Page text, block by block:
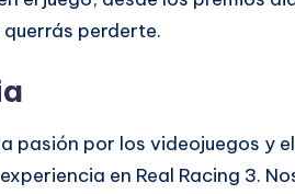
perderte.
pasión por los videojuegos y
en Real Racing 3.